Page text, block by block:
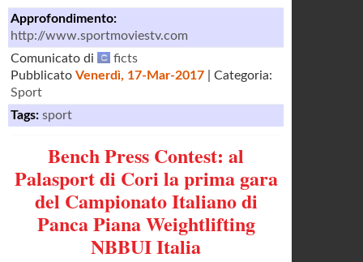
Approfondimento:
http://www.sportmoviestv.com
Comunicato di
ficts
Pubblicato Venerdì, 17-Mar-2017 | Categoria:
Sport
Tags: sport
Bench Press Contest: al
Palasport di Cori la prima gara
del Campionato Italiano di
Panca Piana Weightlifting
NBBUI Italia